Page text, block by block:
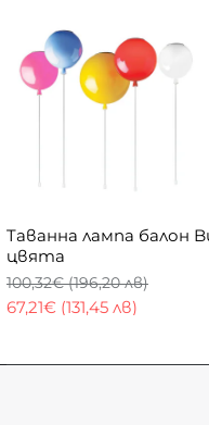
Tаванна лампа балон
цвята
67,21€ (131,45 лв)
100,32€ (196,20 лв)